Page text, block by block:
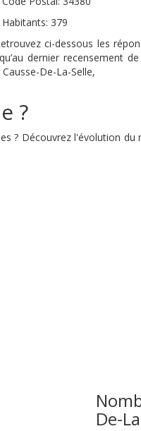
Habitants: 379
ci-dessous les
dernier recensement
De-La-Selle,
?
? Découvrez l'évolution
De-